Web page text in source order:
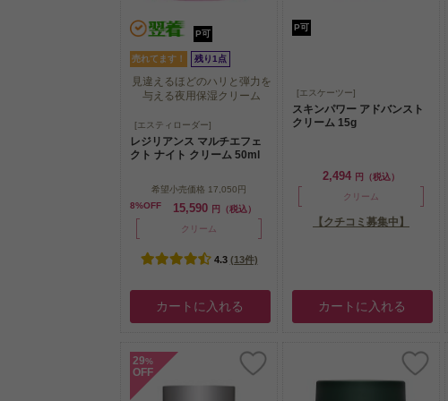
P可
売れてます！ 残り1点
見違えるほどのハリと弾力を
与える夜用保湿クリーム
見違えるほどのハリと弾力を
与える夜用保湿クリーム
[エスティローダー]
レジリアンス マルチエフェ
クト ナイト クリーム 50ml
希望小売価格 17,050円
8%OFF
15,590 円（税込）
クリーム
4.3 (13件)
カートに入れる
P可
[エスケーツー]
スキンパワー アドバンスト
クリーム 15g
2,494 円（税込）
クリーム
【クチコミ募集中】
カートに入れる
29%
OFF